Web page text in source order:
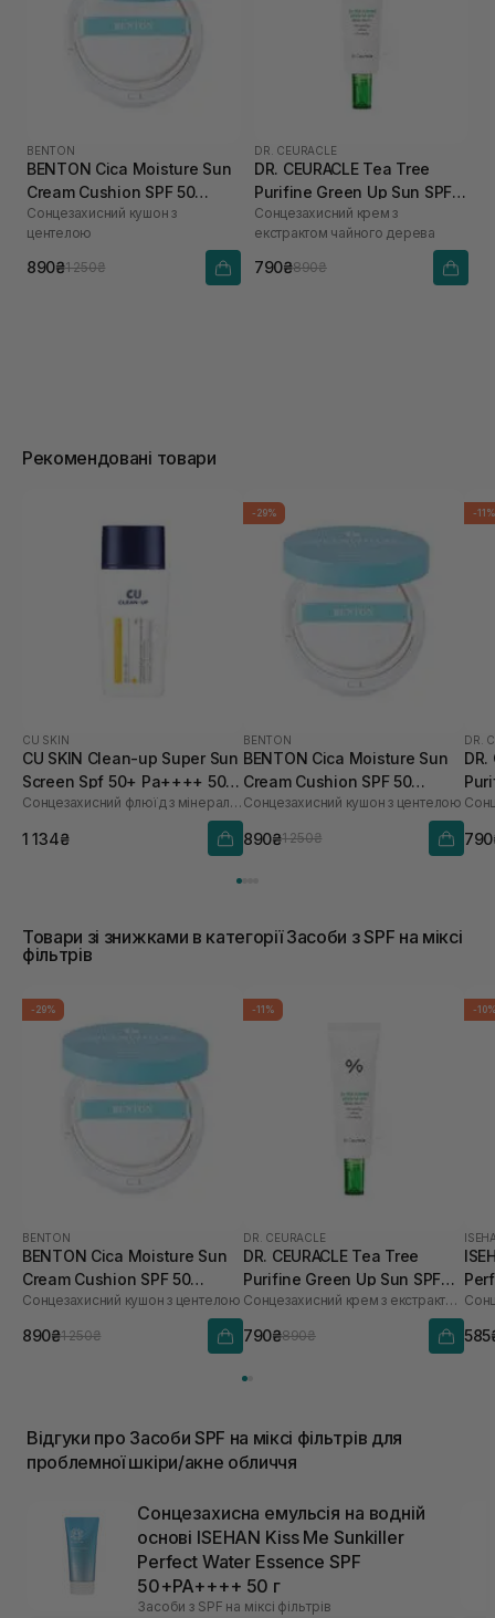
BENTON
BENTON Cica Moisture Sun
Cream Cushion SPF 50
PA++++ 15 г
Сонцезахисний кушон з
центелою
890₴1 250₴
DR. CEURACLE
DR. CEURACLE Tea Tree
Purifine Green Up Sun SPF
50+ PA++++ 50 мл
Сонцезахисний крем з
екстрактом чайного дерева
790₴890₴
Рекомендовані товари
CU SKIN
CU SKIN Clean-up Super Sun
Screen Spf 50+ Pa++++ 50
мл
Сонцезахисний флюїд з мінеральними та органічними фільтрами
1 134₴
-29%
BENTON
BENTON Cica Moisture Sun
Cream Cushion SPF 50
PA++++ 15 г
Сонцезахисний кушон з центелою
890₴1 250₴
-11%
DR.
DR.
Товари зі знижками в категорії Засоби з SPF на міксі
фільтрів
-29%
BENTON
BENTON Cica Moisture Sun
Cream Cushion SPF 50
PA++++ 15 г
Сонцезахисний кушон з центелою
890₴1 250₴
-11%
DR. CEURACLE
DR. CEURACLE Tea Tree
Purifine Green Up Sun SPF
50+ PA++++ 50 мл
Сонцезахисний крем з екстрактом чайного дерева
790₴890₴
-
Відгуки про Засоби SPF на міксі фільтрів для
проблемної шкіри/акне обличчя
Сонцезахисна емульсія на водній
основі ISEHAN Kiss Me Sunkiller
Perfect Water Essence SPF
50+PA++++ 50 г
Засоби з SPF на міксі фільтрів